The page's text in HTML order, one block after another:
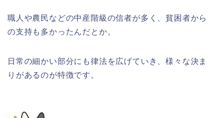
職人や農民などの中産階級の信者が多く、貧困者から
の支持も多かったんだとか。
日常の細かい部分にも律法を広げていき、様々な決ま
りがあるのが特徴です。